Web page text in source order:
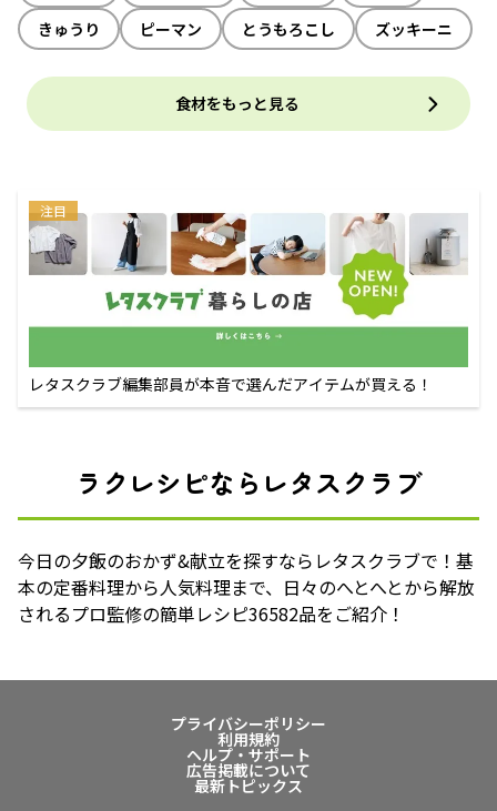
きゅうり
ピーマン とうもろこし ズッキーニ
食材をもっと見る
注目
レタスクラブ編集部員が本音で選んだアイテムが買える！
ラクレシピならレタスクラブ
今日の夕飯のおかず&献立を探すならレタスクラブで！基
本の定番料理から人気料理まで、日々のへとへとから解放
されるプロ監修の簡単レシピ36582品をご紹介！
プライバシーポリシー
利用規約
ヘルプ・サポート
広告掲載について
最新トピックス